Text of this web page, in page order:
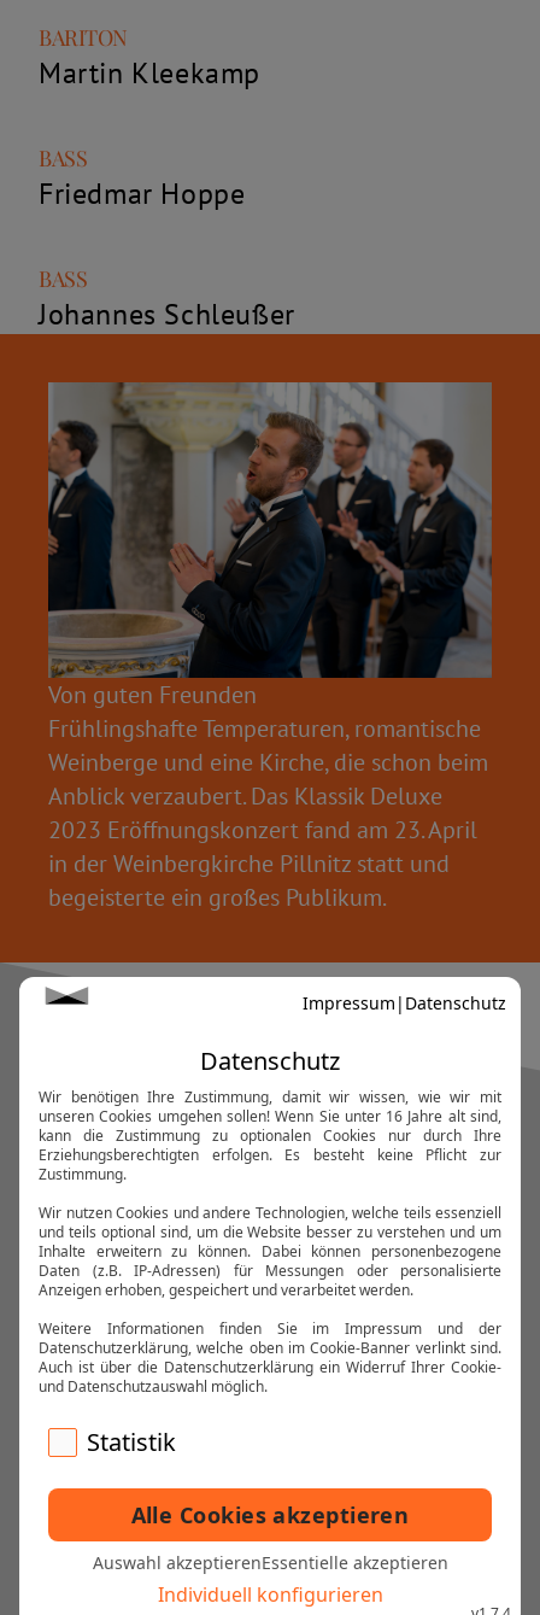
Rolle
BARITON
Name
Martin Kleekamp
Rolle
BASS
Name
Friedmar Hoppe
Rolle
BASS
Name
Johannes Schleußer
Von guten Freunden
Frühlingshafte Temperaturen, romantische
Weinberge und eine Kirche, die schon beim
Anblick verzaubert. Das Klassik Deluxe
2023 Eröffnungskonzert fand am 23. April
in der Weinbergkirche Pillnitz statt und
begeisterte ein großes Publikum.
KONTAKT
KARTENVERKAUF
DATENSCHUTZ
IMPRESSUM
KLASSIK DELUXE - KONZERTE, DIE
BERÜHREN.